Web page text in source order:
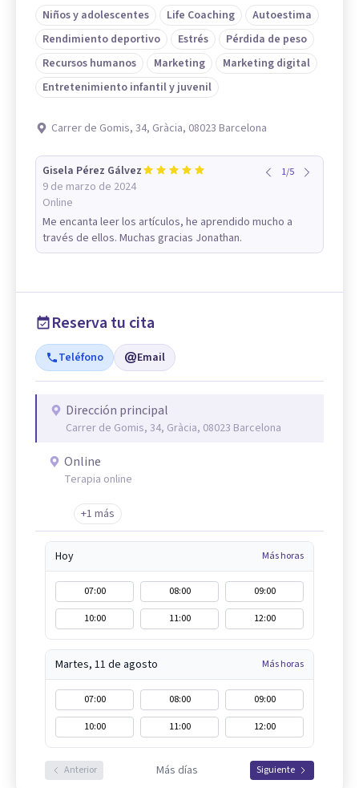
Niños y adolescentes Life Coaching
Autoestima
Rendimiento deportivo
Estrés
Pérdida de peso
Recursos humanos
Marketing
Marketing digital
Entretenimiento infantil y juvenil
Carrer de Gomis, 34, Gràcia, 08023 Barcelona
Gisela Pérez Gálvez
9 de marzo de 2024
Online
1/5
Me encanta leer los artículos, he aprendido mucho a
través de ellos. Muchas gracias Jonathan.
Reserva tu cita
Teléfono Email
Dirección principal
Carrer de Gomis, 34, Gràcia, 08023 Barcelona
Online
Terapia online
+1 más
Hoy Más horas
07:00 08:00
09:00
10:00
11:00 12:00
Martes, 11 de agosto Más horas
07:00 08:00
09:00
10:00
11:00 12:00
Anterior Más días Siguiente